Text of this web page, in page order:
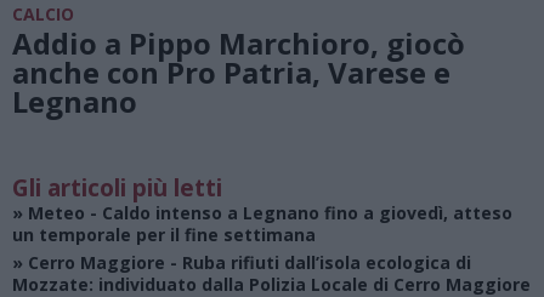
CALCIO
Addio a Pippo Marchioro, giocò
anche con Pro Patria, Varese e
Legnano
Gli articoli più letti
» Meteo - Caldo intenso a Legnano fino a giovedì, atteso
un temporale per il fine settimana
» Cerro Maggiore - Ruba rifiuti dall’isola ecologica di
Mozzate: individuato dalla Polizia Locale di Cerro Maggiore